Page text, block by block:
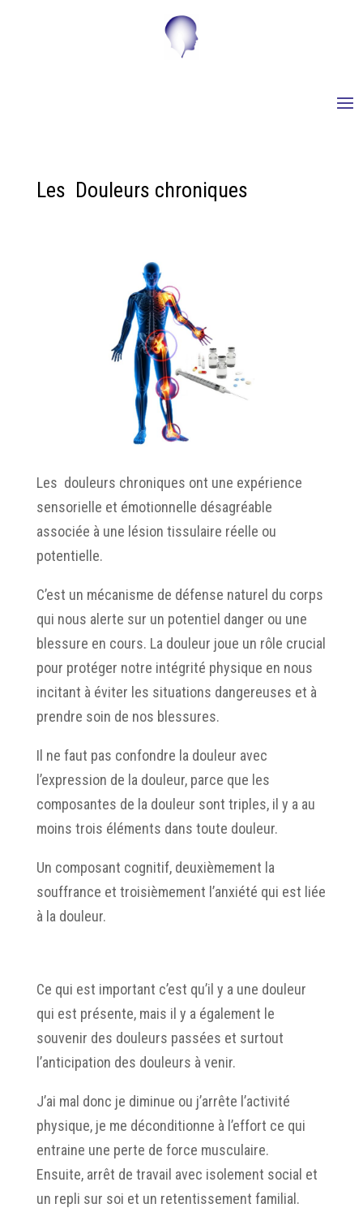
Les Douleurs chroniques
Les douleurs chroniques ont une expérience
sensorielle et émotionnelle désagréable
associée à une lésion tissulaire réelle ou
potentielle.
C’est un mécanisme de défense naturel du corps
qui nous alerte sur un potentiel danger ou une
blessure en cours. La douleur joue un rôle crucial
pour protéger notre intégrité physique en nous
incitant à éviter les situations dangereuses et à
prendre soin de nos blessures.
Il ne faut pas confondre la douleur avec
l’expression de la douleur, parce que les
composantes de la douleur sont triples, il y a au
moins trois éléments dans toute douleur.
Un composant cognitif, deuxièmement la
souffrance et troisièmement l’anxiété qui est liée
à la douleur.
Ce qui est important c’est qu’il y a une douleur
qui est présente, mais il y a également le
souvenir des douleurs passées et surtout
l’anticipation des douleurs à venir.
J’ai mal donc je diminue ou j’arrête l’activité
physique, je me déconditionne à l’effort ce qui
entraine une perte de force musculaire.
Ensuite, arrêt de travail avec isolement social et
un repli sur soi et un retentissement familial.